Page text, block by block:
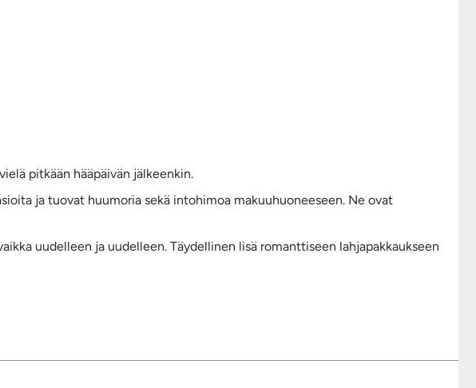
pitkään hääpäivän jälkeenkin.
ja tuovat huumoria sekä intohimoa makuuhuoneeseen. Ne ovat
uudelleen ja uudelleen. Täydellinen lisä romanttiseen lahjapakkaukseen